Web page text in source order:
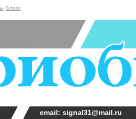
Блоги
email: signal31@mail.ru